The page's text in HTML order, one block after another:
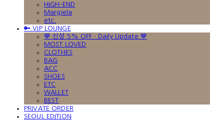
HIGH-END
Margiela
etc.
🔑 VIP LOUNGE
🤎 신상 5% OFF · Daily Update 🤎
MOST LOVED
CLOTHES
BAG
ACC
SHOES
ETC
WALLET
BEST
PRIVATE ORDER
SEOUL EDITION